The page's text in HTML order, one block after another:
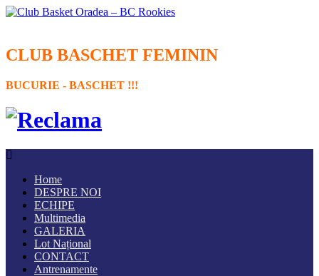
CLUB BASCHET FEMININ
BUCURIE - BASCHET !!!
Home
DESPRE NOI
ECHIPE
Multimedia
GALERIA
Lot Național
CONTACT
Antrenamente